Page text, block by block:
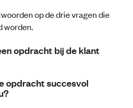
op de drie vragen die
worden.
opdracht bij de klant
opdracht succesvol